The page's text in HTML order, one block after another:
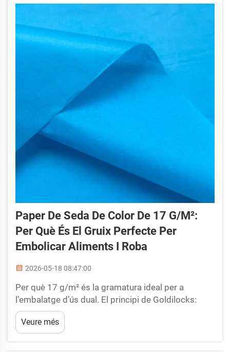
del client...
Paper De Seda De Color De 17 G/m²:
Per Què És El Gruix Perfecte Per
Embolicar Aliments I Roba
2026-05-18 08:47:00
Per què 17 g/m² és la gramatura ideal per a
l’embalatge d’ús dual. El principi de Goldilocks:
com 17 g/m² equilibra resistència, drapabilitat i
transluciditat. Triar la gramatura adequada per a un
embalatge que serveix tant per a aliments com per
Veure més